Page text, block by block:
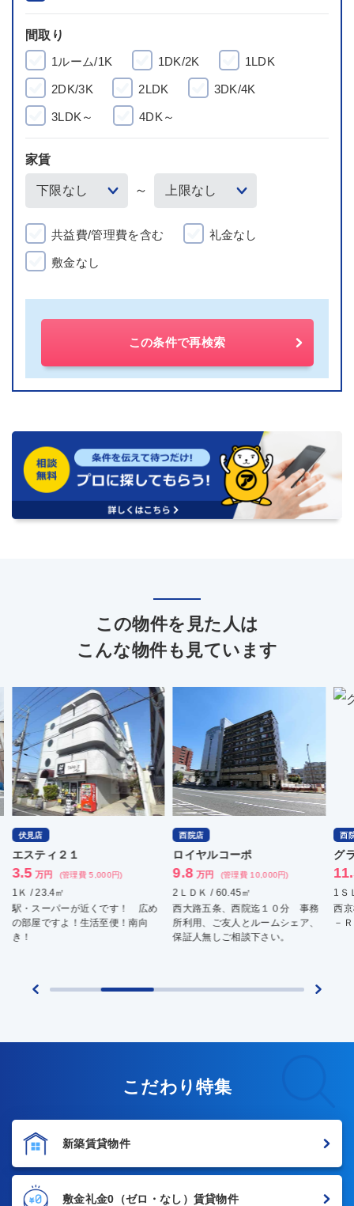
間取り
1ルーム/1K
1DK/2K 1LDK
2DK/3K 2LDK 3DK/4K
3LDK～ 4DK～
家賃
～
共益費/管理費を含む 礼金なし
敷金なし
この条件で再検索
この物件を見た人は
こんな物件も見ています
め
向
ロイヤルコーポ
9.8 万円 (管理費 10,000円)
2ＬＤＫ / 60.45㎡
西大路五条、西院迄１０分 事務
所利用、ご友人とルームシェア、
グランナッシム西京極
11.5 万円 (管理費 9,000円)
1ＳＬＤＫ / 44.24㎡
西京極駅まで徒歩５分の立地にＤ
－ＲＯＯＭが誕生します！
こだわり特集
新築賃貸物件
敷金礼金0 （ゼロ・なし）賃貸物件